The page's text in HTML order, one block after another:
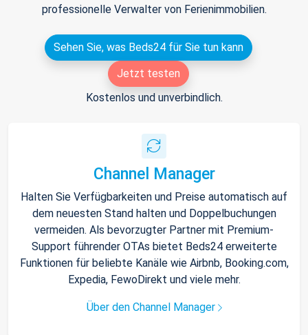
professionelle Verwalter von Ferienimmobilien.
Sehen Sie, was Beds24 für Sie tun kann
Jetzt testen
Kostenlos und unverbindlich.
Channel Manager
Halten Sie Verfügbarkeiten und Preise automatisch auf
dem neuesten Stand halten und Doppelbuchungen
vermeiden. Als bevorzugter Partner mit Premium-
Support führender OTAs bietet Beds24 erweiterte
Funktionen für beliebte Kanäle wie Airbnb, Booking.com,
Expedia, FewoDirekt und viele mehr.
Über den Channel Manager